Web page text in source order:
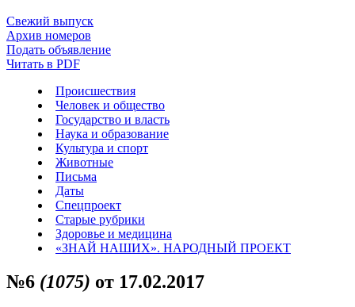
Свежий выпуск
Архив номеров
Подать объявление
Читать в PDF
Происшествия
Человек и общество
Государство и власть
Наука и образование
Культура и спорт
Животные
Письма
Даты
Спецпроект
Старые рубрики
Здоровье и медицина
«ЗНАЙ НАШИХ». НАРОДНЫЙ ПРОЕКТ
№6 (1075) от 17.02.2017